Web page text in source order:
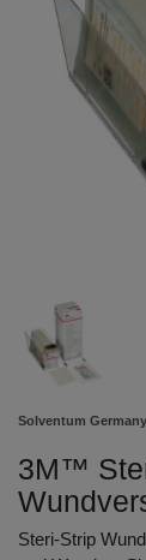
Solventum
3M™
Steri-Strip